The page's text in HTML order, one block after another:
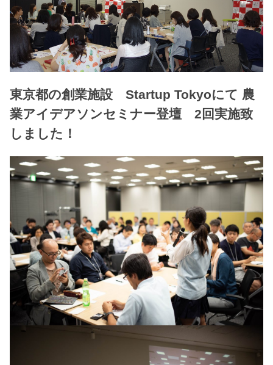
東京都の創業施設 Startup Tokyoにて 農
業アイデアソンセミナー登壇 2回実施致
しました！